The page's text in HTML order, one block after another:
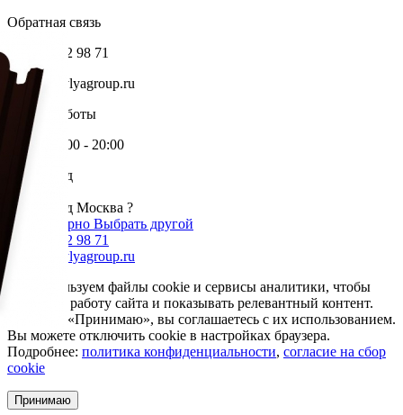
Обратная связь
+7 985 002 98 71
info@krovlyagroup.ru
Режим работы
Пн-Пт: 9:00 - 20:00
Ваш город
Москва
Ваш город Москва ?
Да, все верно Выбрать другой
+7 985 002 98 71
info@krovlyagroup.ru
Мы используем файлы cookie и сервисы аналитики, чтобы
улучшить работу сайта и показывать релевантный контент.
Нажимая «Принимаю», вы соглашаетесь с их использованием.
Вы можете отключить cookie в настройках браузера.
Подробнее: политика конфиденциальности, согласие на сбор
cookie
Принимаю